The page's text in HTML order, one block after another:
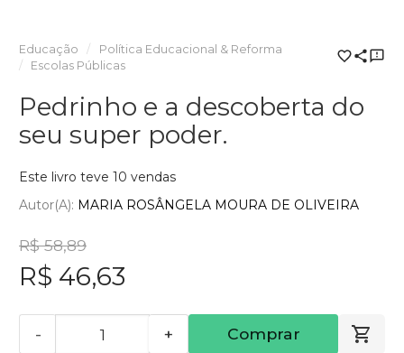
Educação
Política Educacional & Reforma
Escolas Públicas
Pedrinho e a descoberta do
seu super poder.
Este livro teve 10 vendas
Autor(a): MARIA ROSÂNGELA MOURA DE OLIVEIRA
R$ 58,89
R$ 46,63
- + Comprar